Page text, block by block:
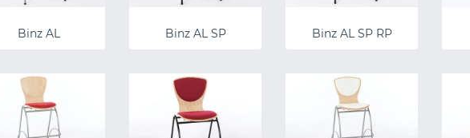
Binz AL Binz AL SP Binz AL SP RP